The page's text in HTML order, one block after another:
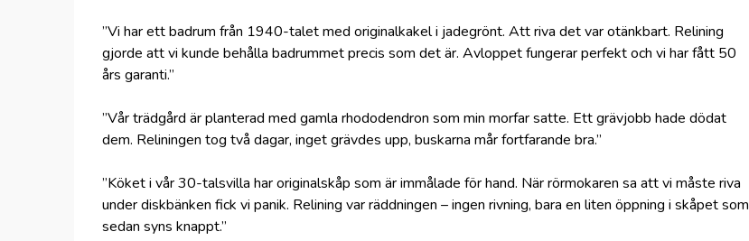
”Vi har ett badrum från 1940-talet med originalkakel i jadegrönt. Att riva det var otänkbart. Relining
gjorde att vi kunde behålla badrummet precis som det är. Avloppet fungerar perfekt och vi har fått 50
års garanti.”
”Vår trädgård är planterad med gamla rhododendron som min morfar satte. Ett grävjobb hade dödat
dem. Reliningen tog två dagar, inget grävdes upp, buskarna mår fortfarande bra.”
”Köket i vår 30-talsvilla har originalskåp som är immålade för hand. När rörmokaren sa att vi måste riva
under diskbänken fick vi panik. Relining var räddningen – ingen rivning, bara en liten öppning i skåpet som
sedan syns knappt.”